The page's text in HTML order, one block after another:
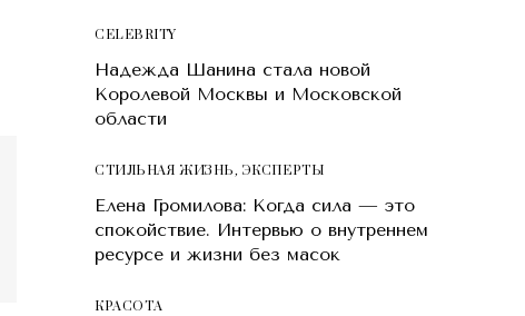
CELEBRITY
Надежда Шанина стала новой
Королевой Москвы и Московской
области
СТИЛЬНАЯ ЖИЗНЬ, ЭКСПЕРТЫ
Елена Громилова: Когда сила — это
спокойствие. Интервью о внутреннем
ресурсе и жизни без масок
КРАСОТA